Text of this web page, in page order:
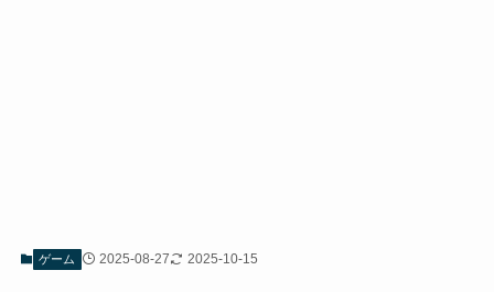
ゲーム 2025-08-27 2025-10-15